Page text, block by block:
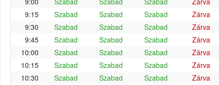
9:15
Szabad Szabad Szabad
Zárva
9:30
Szabad Szabad Szabad
Zárva
9:45
Szabad Szabad Szabad
Zárva
10:00
Szabad Szabad Szabad
Zárva
10:15
Szabad Szabad Szabad
Zárva
10:30
Szabad Szabad Szabad
Zárva